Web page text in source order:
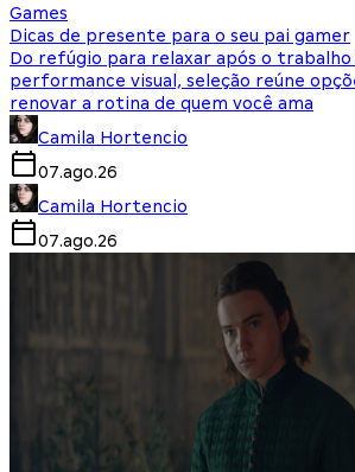
Games
Dicas de presente para o seu pai gamer
Do refúgio para relaxar após o
performance visual, seleção reúne
renovar a rotina de quem você ama
Camila Hortencio
07.ago.26
Camila Hortencio
07.ago.26